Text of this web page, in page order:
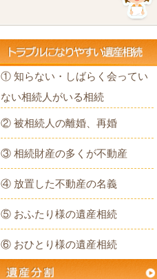
① 知らない・しばらく会ってい
ない相続人がいる相続
② 被相続人の離婚、再婚
③ 相続財産の多くが不動産
④ 放置した不動産の名義
⑤ おふたり様の遺産相続
⑥ おひとり様の遺産相続